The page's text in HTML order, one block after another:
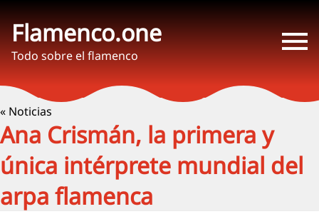
Flamenco.one
Todo sobre el flamenco
« Noticias
Ana Crismán, la primera y
única intérprete mundial del
arpa flamenca